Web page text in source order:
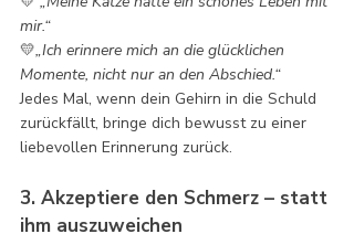
mir.“
💛„Ich erinnere mich an die glücklichen
Momente, nicht nur an den Abschied.“
Jedes Mal, wenn dein Gehirn in die Schuld
zurückfällt, bringe dich bewusst zu einer
liebevollen Erinnerung zurück.
3. Akzeptiere den Schmerz – statt
ihm auszuweichen